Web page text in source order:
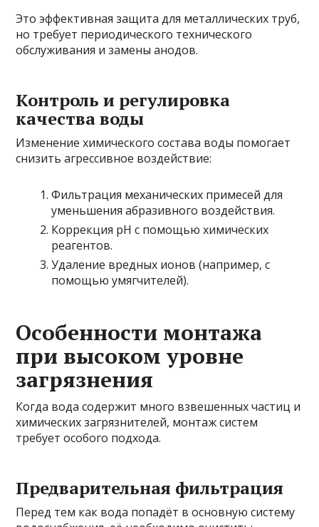
Это эффективная защита для металлических труб,
но требует периодического технического
обслуживания и замены анодов.
Контроль и регулировка
качества воды
Изменение химического состава воды помогает
снизить агрессивное воздействие:
Фильтрация механических примесей для
уменьшения абразивного воздействия.
Коррекция pH с помощью химических
реагентов.
Удаление вредных ионов (например, с
помощью умягчителей).
Особенности монтажа
при высоком уровне
загрязнения
Когда вода содержит много взвешенных частиц и
химических загрязнителей, монтаж систем
требует особого подхода.
Предварительная фильтрация
Перед тем как вода попадёт в основную систему